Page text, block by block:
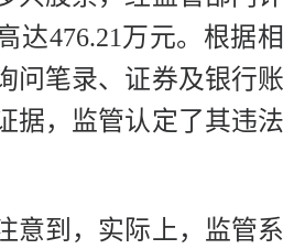
达476.21万元。根据相
问笔录、证券及银行账
据，监管认定了其违法
意到，实际上，监管系